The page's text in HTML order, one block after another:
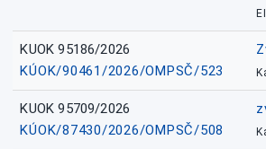
KUOK 95186/2026
KÚOK/90461/2026/OMPSČ/523
KUOK 95709/2026
KÚOK/87430/2026/OMPSČ/508